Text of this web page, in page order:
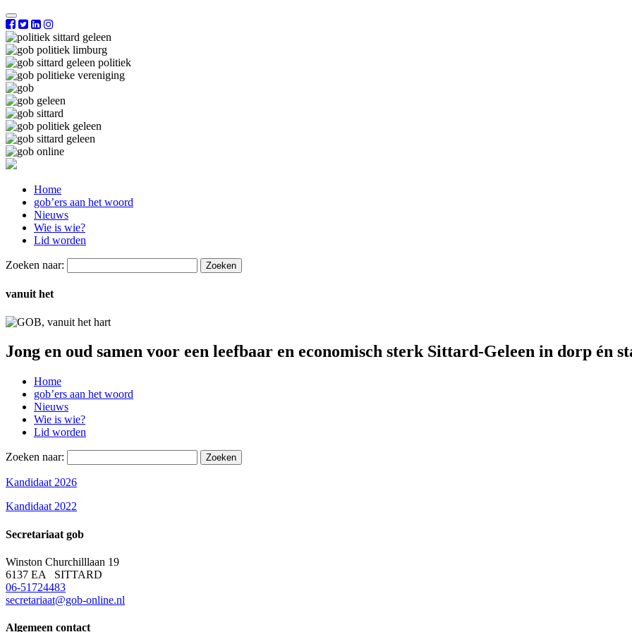
Home
gob’ers aan het woord
Nieuws
Wie is wie?
Lid worden
Zoeken naar:
vanuit het
Jong en oud samen voor een leefbaar en economisch sterk Sittard-Geleen in dorp én
Home
gob’ers aan het woord
Nieuws
Wie is wie?
Lid worden
Zoeken naar:
Kandidaat 2026
Kandidaat 2022
Secretariaat gob
Winston Churchilllaan 19
6137 EA SITTARD
06-51724483
secretariaat@gob-online.nl
Algemeen contact